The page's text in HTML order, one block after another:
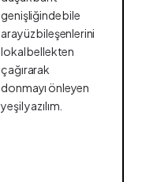
genişliğinde bile
arayüz bileşenlerini
lokal bellekten
çağırarak
donmayı önleyen
yeşil yazılım.